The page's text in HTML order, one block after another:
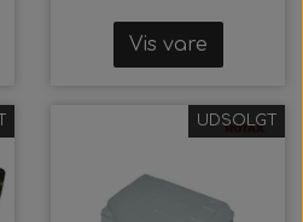
Vis vare
UDSOLGT